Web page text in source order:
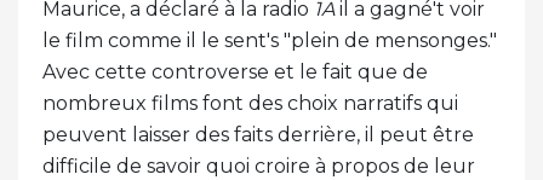
Maurice, a déclaré à la radio 1Ail a gagné't voir
le film comme il le sent's "plein de mensonges."
Avec cette controverse et le fait que de
nombreux films font des choix narratifs qui
peuvent laisser des faits derrière, il peut être
difficile de savoir quoi croire à propos de leur